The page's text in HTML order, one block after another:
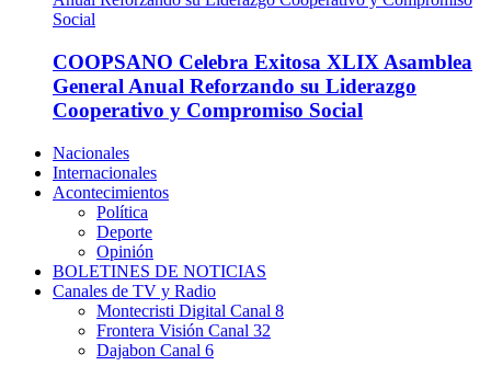
COOPSANO Celebra Exitosa XLIX Asamblea
General Anual Reforzando su Liderazgo
Cooperativo y Compromiso Social
Nacionales
Internacionales
Acontecimientos
Política
Deporte
Opinión
BOLETINES DE NOTICIAS
Canales de TV y Radio
Montecristi Digital Canal 8
Frontera Visión Canal 32
Dajabon Canal 6